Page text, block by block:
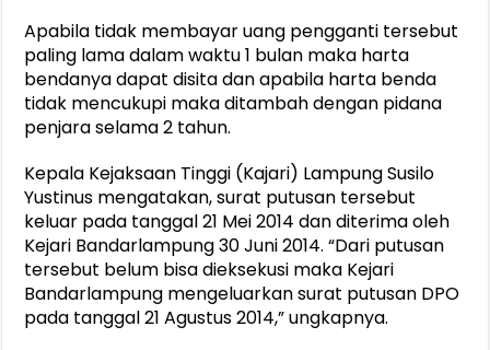
Apabila tidak membayar uang pengganti tersebut
paling lama dalam waktu 1 bulan maka harta
bendanya dapat disita dan apabila harta benda
tidak mencukupi maka ditambah dengan pidana
penjara selama 2 tahun.
Kepala Kejaksaan Tinggi (Kajari) Lampung Susilo
Yustinus mengatakan, surat putusan tersebut
keluar pada tanggal 21 Mei 2014 dan diterima oleh
Kejari Bandarlampung 30 Juni 2014. “Dari putusan
tersebut belum bisa dieksekusi maka Kejari
Bandarlampung mengeluarkan surat putusan DPO
pada tanggal 21 Agustus 2014,” ungkapnya.